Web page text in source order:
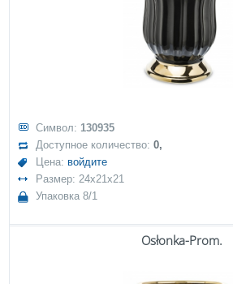
Символ: 130935
Доступное количество:0,
Цена: войдите
Размер: 24x21x21
Упаковка 8/1
Osłonka-Prom.